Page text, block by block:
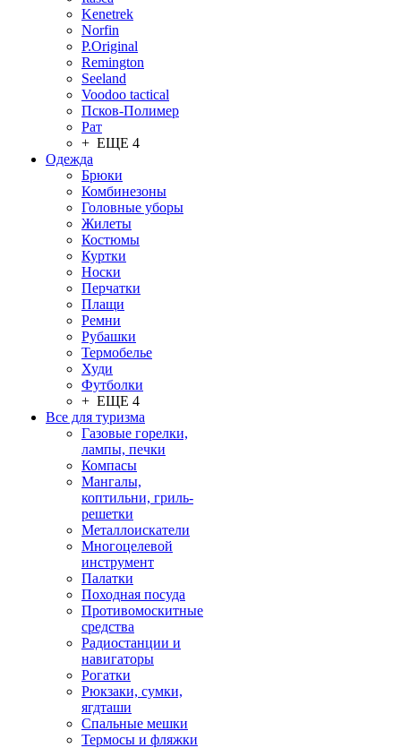
Kenetrek
Norfin
P.Original
Remington
Seeland
Voodoo tactical
Псков-Полимер
Рат
+ ЕЩЕ 4
Одежда
Брюки
Комбинезоны
Головные уборы
Жилеты
Костюмы
Куртки
Носки
Перчатки
Плащи
Ремни
Рубашки
Термобелье
Худи
Футболки
+ ЕЩЕ 4
Все для туризма
Газовые горелки,
лампы, печки
Компасы
Мангалы,
коптильни, гриль-
решетки
Металлоискатели
Многоцелевой
инструмент
Палатки
Походная посуда
Противомоскитные
средства
Радиостанции и
навигаторы
Рогатки
Рюкзаки, сумки,
ягдташи
Спальные мешки
Термосы и фляжки